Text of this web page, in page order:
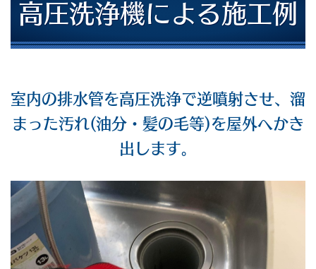
高圧洗浄機による施工例
室内の排水管を高圧洗浄で逆噴射させ、溜
まった汚れ(油分・髪の毛等)を屋外へかき
出します。